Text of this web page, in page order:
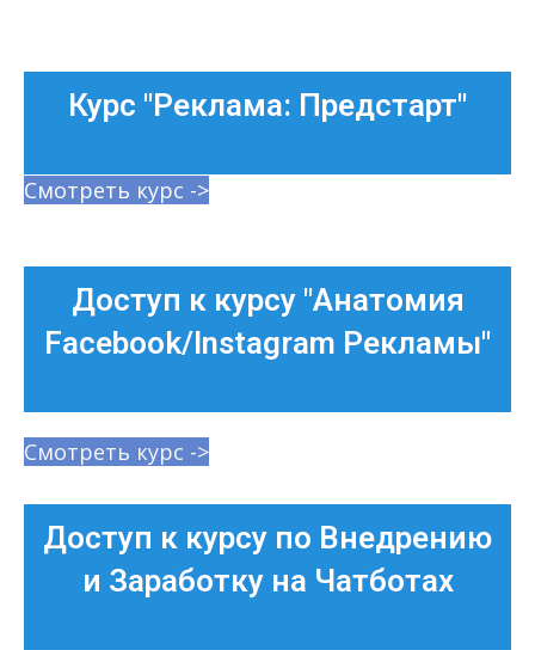
содержимому
Курс "Реклама: Предстарт"
Смотреть курс ->
Доступ к курсу "Анатомия
Facebook/Instagram Рекламы"
Смотреть курс ->
Доступ к курсу по Внедрению
и Заработку на Чатботах